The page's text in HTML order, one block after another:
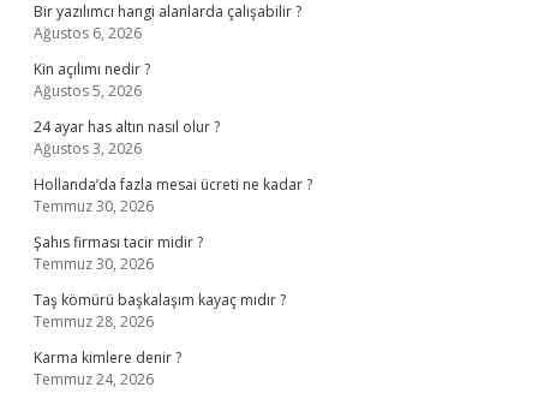
Bir yazılımcı hangi alanlarda çalışabilir ?
Ağustos 6, 2026
Kin açılımı nedir ?
Ağustos 5, 2026
24 ayar has altın nasıl olur ?
Ağustos 3, 2026
Hollanda’da fazla mesai ücreti ne kadar ?
Temmuz 30, 2026
Şahıs firması tacir midir ?
Temmuz 30, 2026
Taş kömürü başkalaşım kayaç mıdır ?
Temmuz 28, 2026
Karma kimlere denir ?
Temmuz 24, 2026